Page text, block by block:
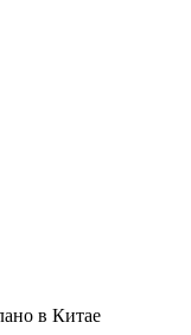
в Китае